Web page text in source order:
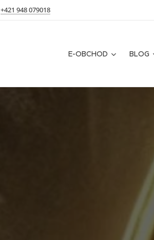
+421 948 079018
E-OBCHOD BLOG